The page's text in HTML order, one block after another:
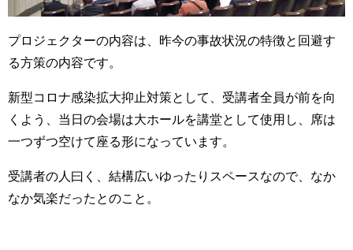
プロジェクターの内容は、昨今の事故状況の特徴と回避す
る方策の内容です。
新型コロナ感染拡大抑止対策として、受講者全員が前を向
くよう、当日の会場は大ホールを講堂として使用し、席は
一つずつ空けて座る形になっています。
受講者の人曰く、結構広いゆったりスペースなので、なか
なか気楽だったとのこと。